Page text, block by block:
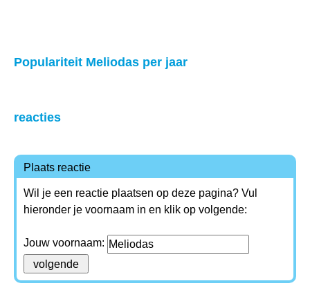
Populariteit Meliodas per jaar
reacties
Plaats reactie
Wil je een reactie plaatsen op deze pagina? Vul
hieronder je voornaam in en klik op volgende:
Jouw voornaam: